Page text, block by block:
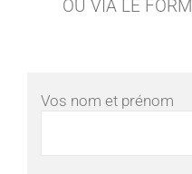
OU VIA LE
Vos nom et prénom